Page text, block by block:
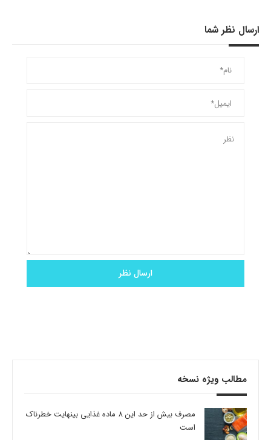
ارسال نظر شما
مطالب ویژه نسخه
مصرف بیش از حد این 8 ماده غذایی بینهایت خطرناک
است